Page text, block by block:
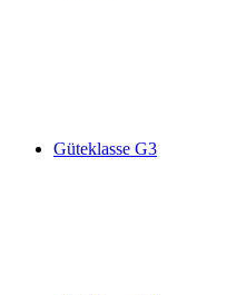
Güteklasse G3